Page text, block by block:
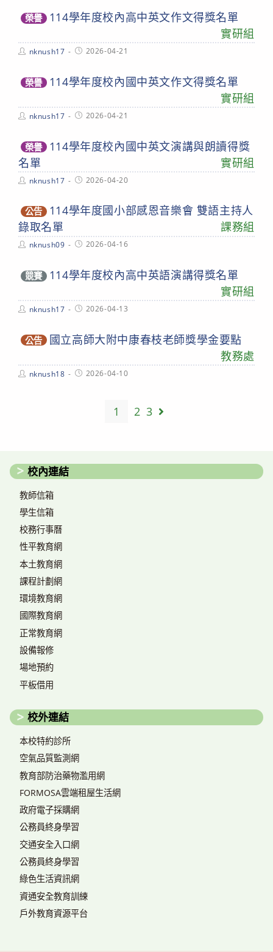
榮譽
114學年度校內高中英文作文得獎名單
實研組
Postnknush17
Post2026-04-21
榮譽
114學年度校內國中英文作文得獎名單
實研組
Postnknush17
Post2026-04-21
榮譽
114學年度校內國中英文演講與朗讀得獎
名單
實研組
Postnknush17
Post2026-04-20
公告
114學年度國小部感恩音樂會 雙語主持人
錄取名單
課務組
Postnknush09
Post2026-04-16
競賽
114學年度校內高中英語演講得獎名單
實研組
Postnknush17
Post2026-04-13
公告
國立高師大附中康春枝老師獎學金要點
教務處
Postnknush18
Post2026-04-10
1 2 3 Go to the next page
校內連結
教師信箱
學生信箱
校務行事曆
性平教育網
本土教育網
課程計劃網
環境教育網
國際教育網
正常教育網
設備報修
場地預約
平板借用
校外連結
本校特約診所
空氣品質監測網
教育部防治藥物濫用網
FORMOSA雲端租屋生活網
政府電子採購網
公務員終身學習
交通安全入口網
公務員終身學習
綠色生活資訊網
資通安全教育訓練
戶外教育資源平台